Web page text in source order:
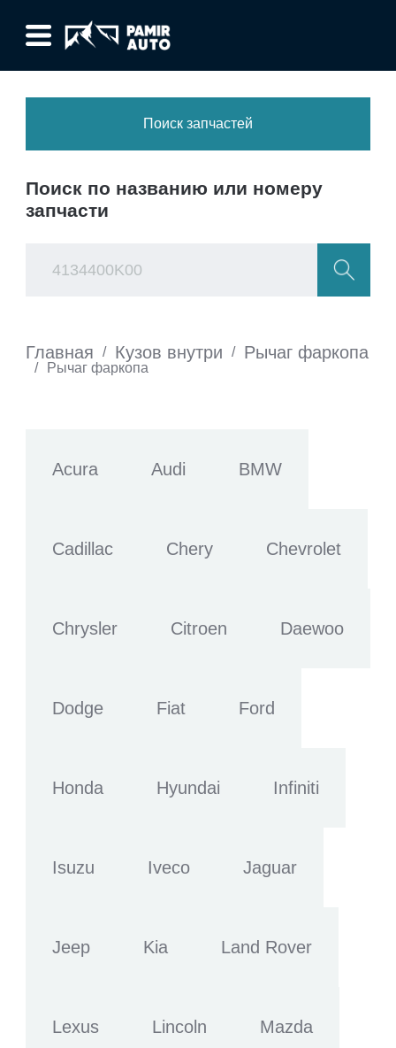
Поиск запчастей
Поиск по названию или номеру
запчасти
Главная / Кузов внутри / Рычаг фаркопа
/ Рычаг фаркопа
Acura Audi BMW
Cadillac Chery Chevrolet
Chrysler Citroen Daewoo
Dodge Fiat Ford
Honda Hyundai Infiniti
Isuzu Iveco Jaguar
Jeep Kia Land Rover
Lexus Lincoln Mazda